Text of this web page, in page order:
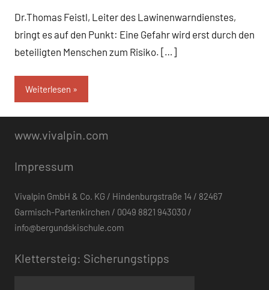
Dr.Thomas Feistl, Leiter des Lawinenwarndienstes,
bringt es auf den Punkt: Eine Gefahr wird erst durch den
beteiligten Menschen zum Risiko. […]
Weiterlesen
www.vivalpin.com
Impressum
Vivalpin GmbH & Co. KG / Hindenburgstraße 14 / 82467
Garmisch-Partenkirchen / 0049 8821 943030 /
info@bergundskischule.com
Klettersteig: Sicherungstipps